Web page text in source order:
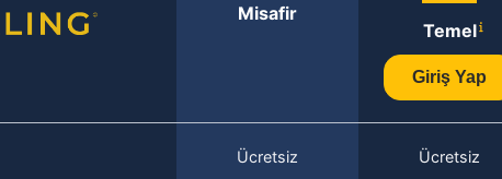
Misafir
Temel
Giriş Yap
Ücretsiz Ücretsiz